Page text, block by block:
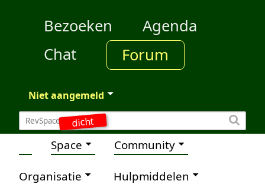
dicht
Bezoeken
Agenda
Chat
Forum
Niet aangemeld
Space Community
Organisatie Hulpmiddelen